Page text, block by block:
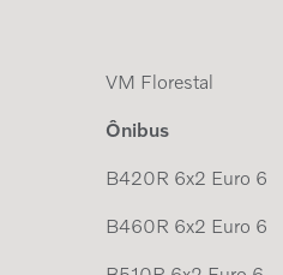
VM Florestal
Ônibus
B420R 6x2 Euro 6
B460R 6x2 Euro 6